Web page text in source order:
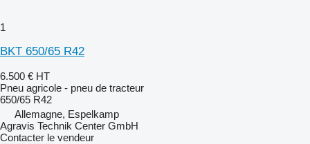
1
BKT 650/65 R42
6.500 € HT
Pneu agricole - pneu de tracteur
650/65 R42
Allemagne, Espelkamp
Agravis Technik Center GmbH
Contacter le vendeur